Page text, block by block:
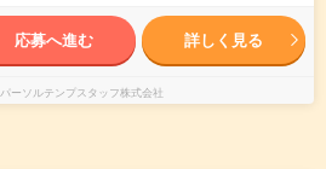
応募へ進む 詳しく見る
パーソルテンプスタッフ株式会社